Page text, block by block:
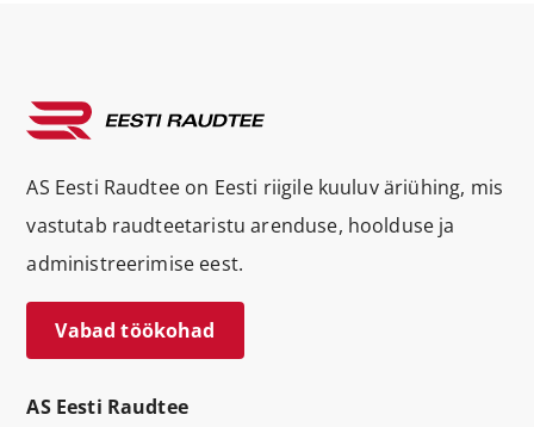
AS Eesti Raudtee on Eesti riigile kuuluv äriühing, mis
vastutab raudteetaristu arenduse, hoolduse ja
administreerimise eest.
Vabad töökohad
AS Eesti Raudtee